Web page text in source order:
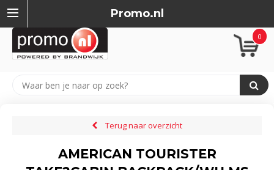
Promo.nl
0
Terug naar overzicht
AMERICAN TOURISTER